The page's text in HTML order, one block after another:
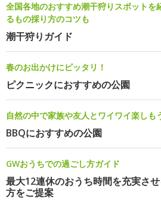
全国各地のおすすめ潮干狩りスポットを
るもの採り方のコツも
潮干狩りガイド
春のお出かけにピッタリ！
ピクニックにおすすめの公園
自然の中で家族や友人とワイワイ楽しも
BBQにおすすめの公園
GWおうちでの過ごし方ガイド
最大12連休のおうち時間を充実さ
方をご提案